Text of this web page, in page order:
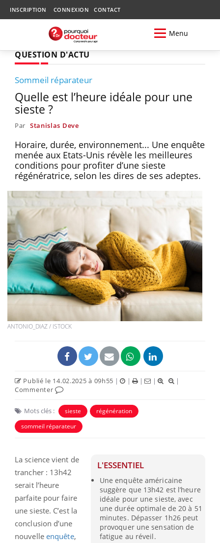
INSCRIPTION CONNEXION CONTACT
Menu
QUESTION D'ACTU
Sommeil réparateur
Quelle est l’heure idéale pour une
sieste ?
Par Stanislas Deve
Horaire, durée, environnement... Une enquête
menée aux Etats-Unis révèle les meilleures
conditions pour profiter d’une sieste
régénératrice, selon les dires de ses adeptes.
ANTONIO_DIAZ / ISTOCK
Publié le 14.02.2025 à 09h55 | | | |
|
Commenter
Mots clés : sieste
régénération
sommeil réparateur
L'ESSENTIEL
Une enquête américaine
suggère que 13h42 est l’heure
idéale pour une sieste, avec
une durée optimale de 20 à 51
minutes. Dépasser 1h26 peut
provoquer une sensation de
fatigue au réveil.
La science vient de
trancher : 13h42
serait l’heure
parfaite pour faire
une sieste. C’est la
conclusion d’une
nouvelle enquête,